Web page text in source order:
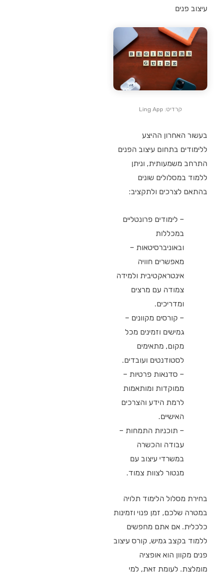
עיצוב פנים
קרדיט: Ling App
בעשור האחרון ההיצע
ללימודים בתחום עיצוב הפנים
התרחב משמעותית, וניתן
ללמוד במסלולים שונים
בהתאם לצרכים ולתקציב:
– לימודים פרונטליים
במכללות
ובאוניברסיטאות –
מאפשרים חוויה
אינטראקטיבית ולמידה
צמודה עם מרצים
ומדריכים.
– קורסים מקוונים –
גמישים וזמינים מכל
מקום, מתאימים
לסטודנטים ועובדים.
– סדנאות פרטיות –
ממוקדות ומותאמות
לרמת הידע והצרכים
האישיים.
– תוכניות התמחות –
עבודה והכשרה
במשרדי עיצוב עם
מנטור לצוות צמוד.
בחירת מסלול הלימוד תלויה
במטרה שלכם, זמן פנוי וזמינות
כלכלית. אם אתם מחפשים
ללמוד בקצב גמיש, קורס עיצוב
פנים מקוון הוא אופציה
מומלצת. לעומת זאת, למי